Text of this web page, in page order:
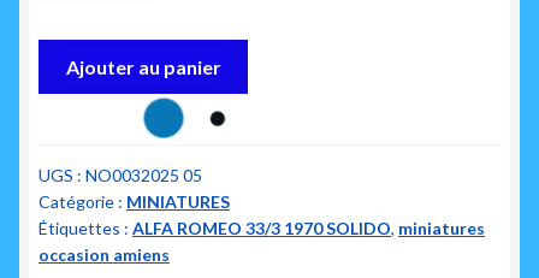
romeo
33
3
1970
Ajouter au panier
UGS : NO0032025 05
Catégorie : MINIATURES
Étiquettes : ALFA ROMEO 33/3 1970 SOLIDO, miniatures
occasion amiens